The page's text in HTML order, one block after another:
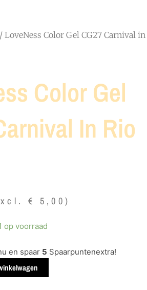
/ LoveNess Color Gel CG27 Carnival in
Color Gel
In Rio
€ 5,00)
op voorraad
en spaar 5 Spaarpuntenextra!